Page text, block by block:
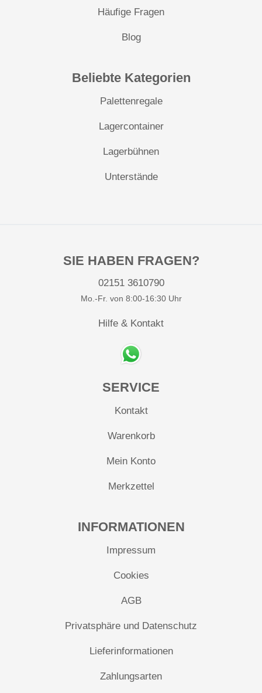
Häufige Fragen
Blog
Beliebte Kategorien
Palettenregale
Lagercontainer
Lagerbühnen
Unterstände
SIE HABEN FRAGEN?
02151 3610790
Mo.-Fr. von 8:00-16:30 Uhr
Hilfe & Kontakt
SERVICE
Kontakt
Warenkorb
Mein Konto
Merkzettel
INFORMATIONEN
Impressum
Cookies
AGB
Privatsphäre und Datenschutz
Lieferinformationen
Zahlungsarten